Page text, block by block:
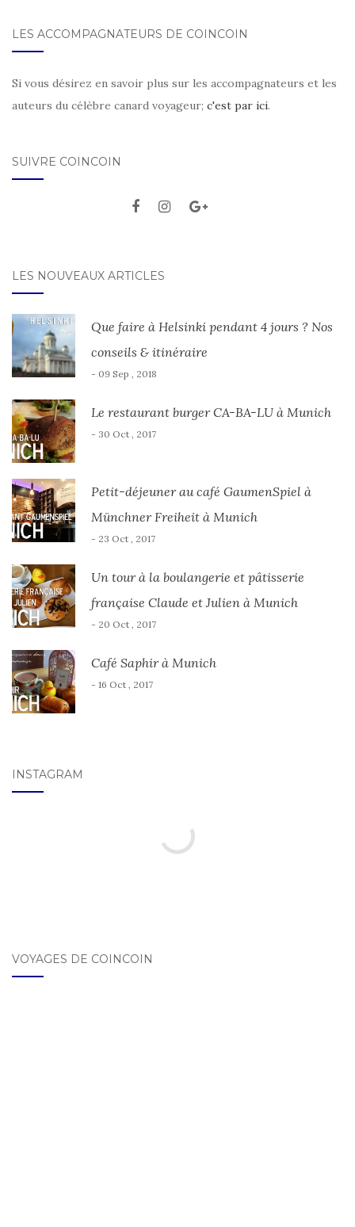
LES ACCOMPAGNATEURS DE COINCOIN
Si vous désirez en savoir plus sur les accompagnateurs et les
auteurs du célèbre canard voyageur; c'est par ici.
SUIVRE COINCOIN
LES NOUVEAUX ARTICLES
Que faire à Helsinki pendant 4 jours ? Nos
conseils & itinéraire
- 09 Sep , 2018
Le restaurant burger CA-BA-LU à Munich
- 30 Oct , 2017
Petit-déjeuner au café GaumenSpiel à
Münchner Freiheit à Munich
- 23 Oct , 2017
Un tour à la boulangerie et pâtisserie
française Claude et Julien à Munich
- 20 Oct , 2017
Café Saphir à Munich
- 16 Oct , 2017
INSTAGRAM
VOYAGES DE COINCOIN